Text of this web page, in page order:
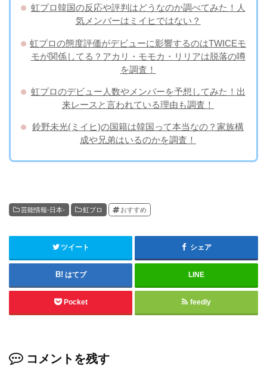
虹プロ韓国の反応や評判はどうなのか調べてみた！人
気メンバーはミイヒではない？
虹プロの態度評価がデビューに影響するのはTWICEモ
モが関係してる？アカリ・モモカ・リリアは脱落の噂
を調査！
虹プロのデビュー人数やメンバーを予想してみた！出
来レースと言われている理由も調査！
鈴野未光(ミイヒ)の国籍は韓国って本当なの？家族構
成や兄弟はいるのかを調査！
芸能情報-日本- 虹プロ おすすめ
ツイート シェア
はてブ LINE
Pocket feedly
コメントを残す